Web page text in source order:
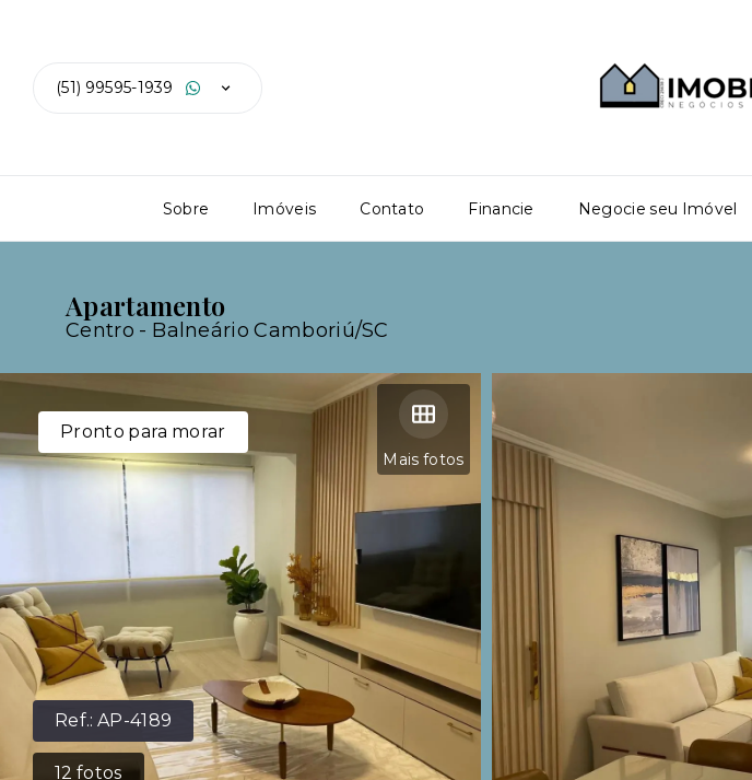
(51) 99595-1939
Sobre Imóveis Contato Financie Negocie seu Imóvel
Apartamento
Centro - Balneário Camboriú/SC
Ref.:AP-4189
12 fotos
Mais fotos
Pronto para morar